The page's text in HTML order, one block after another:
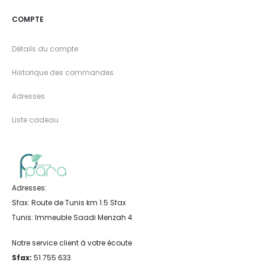
COMPTE
Détails du compte
Historique des commandes
Adresses
Liste cadeau
Adresses:
Sfax: Route de Tunis km 1.5 Sfax
Tunis: Immeuble Saadi Menzah 4
Notre service client à votre écoute
Sfax: 51 755 633